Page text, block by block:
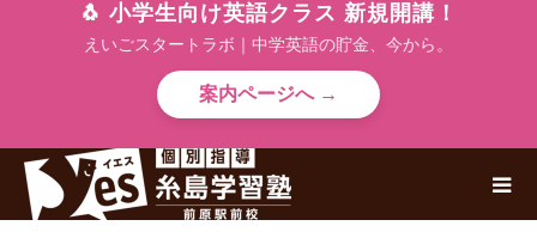
🐧 小学生向け英語クラス 新規開講！
えいごスタートラボ｜中学英語の貯金、今から。
案内ページへ →